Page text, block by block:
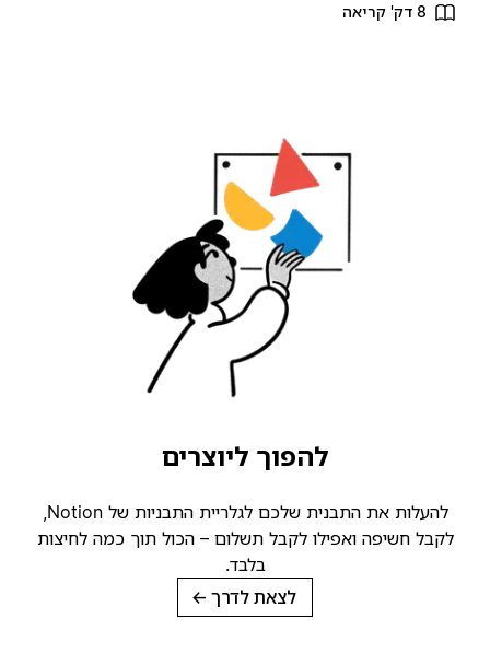
8 דק' קריאה
להפוך ליוצרים
להעלות את התבנית שלכם לגלריית התבניות של Notion,
לקבל חשיפה ואפילו לקבל תשלום – הכול תוך כמה לחיצות
בלבד.
לצאת לדרך→